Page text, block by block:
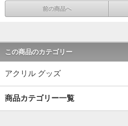
前の商品へ
この商品のカテゴリー
アクリル グッズ
商品カテゴリー一覧